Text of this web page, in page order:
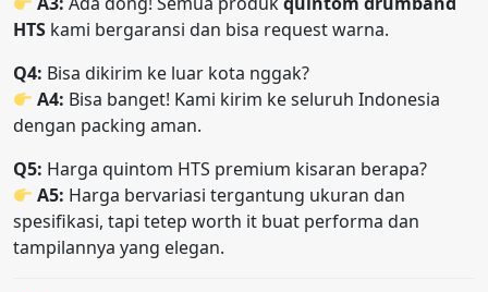
HTS kami bergaransi dan bisa request warna.
Q4: Bisa dikirim ke luar kota nggak?
A4: Bisa banget! Kami kirim ke seluruh Indonesia
dengan packing aman.
Q5: Harga quintom HTS premium kisaran berapa?
A5: Harga bervariasi tergantung ukuran dan
spesifikasi, tapi tetep worth it buat performa dan
tampilannya yang elegan.